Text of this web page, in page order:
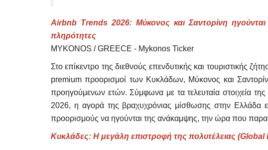
Airbnb Trends 2026: Μύκονος και Σαντορίνη
πληρότητες
MYKONOS / GREECE - Mykonos Ticker
Στο επίκεντρο της διεθνούς επενδυτικής και τουριστικής
premium προορισμοί των Κυκλάδων, Μύκονος και
προηγούμενων ετών. Σύμφωνα με τα τελευταία στοιχεία
2026, η αγορά της βραχυχρόνιας μίσθωσης στην Ελλάδα
προορισμούς να ηγούνται της ανάκαμψης, την ώρα που
Κυκλάδες: Η μεγάλη επιστροφή της πολυτέλειας
Mykonos News